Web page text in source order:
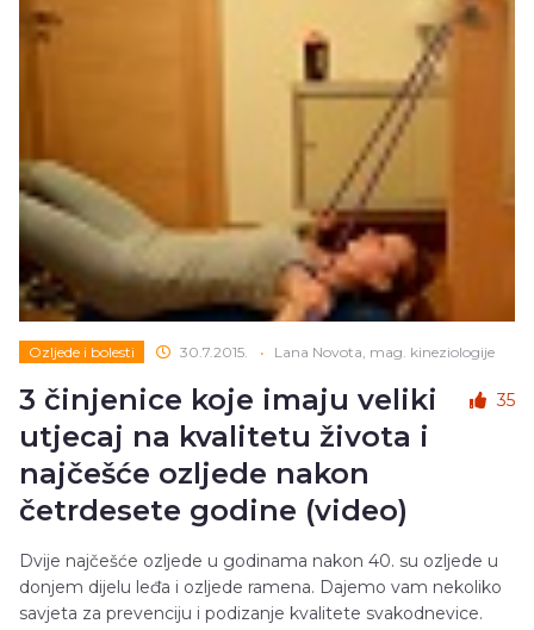
Ozljede i bolesti 30.7.2015. • Lana Novota, mag. kineziologije
3 činjenice koje imaju veliki
utjecaj na kvalitetu života i
najčešće ozljede nakon
četrdesete godine (video)
35
Dvije najčešće ozljede u godinama nakon 40. su ozljede u
donjem dijelu leđa i ozljede ramena. Dajemo vam nekoliko
savjeta za prevenciju i podizanje kvalitete svakodnevice.